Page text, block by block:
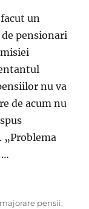
un
pensionari
nu va
de acum nu
„Problema
…
important
Tags
majorare pensii,